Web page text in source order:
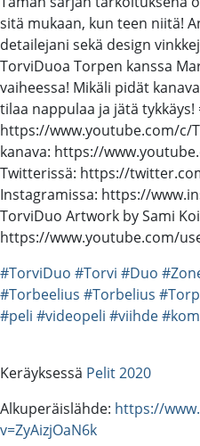
sitä mukaan, kun teen niitä!
detailejani sekä design
TorviDuoa Torpen kanssa
vaiheessa! Mikäli pidät
tilaa nappulaa ja jätä
https://www.youtube.com/c/
kanava: https://
Twitterissä: https://
Instagramissa: https://
TorviDuo Artwork by Sami
https://www.youtube.com/
#TorviDuo #Torvi #Duo
#Torbeelius #Torbelius
#peli #videopeli #viihde
Keräyksessä Pelit 2020
Alkuperäislähde: https://
v=ZyAizjOaN6k